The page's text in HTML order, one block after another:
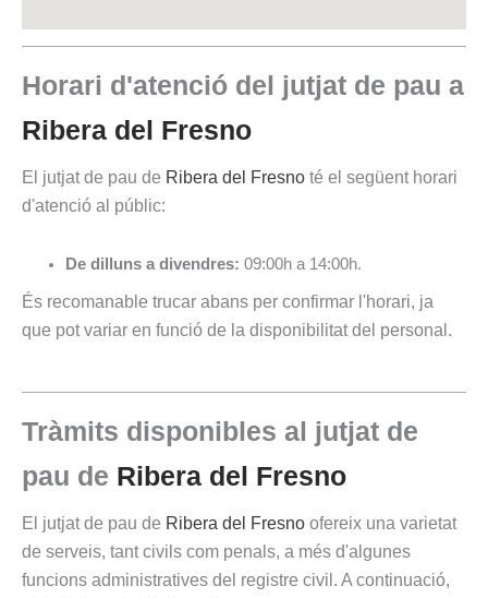
Horari d'atenció del jutjat de pau a
Ribera del Fresno
El jutjat de pau de Ribera del Fresno té el següent horari
d'atenció al públic:
De dilluns a divendres: 09:00h a 14:00h.
És recomanable trucar abans per confirmar l'horari, ja
que pot variar en funció de la disponibilitat del personal.
Tràmits disponibles al jutjat de
pau de Ribera del Fresno
El jutjat de pau de Ribera del Fresno ofereix una varietat
de serveis, tant civils com penals, a més d'algunes
funcions administratives del registre civil. A continuació,